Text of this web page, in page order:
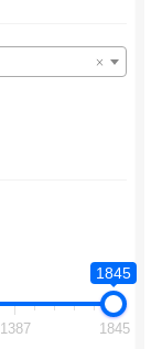
×
1845
1387 1845